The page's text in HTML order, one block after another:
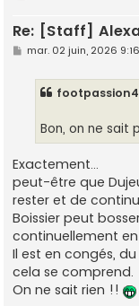
Re: [Staff]
M
mar. 02 juin, 2026
Bon, on ne sait
Exactement...
peut-être que
rester et de
Boissier peut
continuellement
Il est en congés,
cela se comprend.
On ne sait rien !!